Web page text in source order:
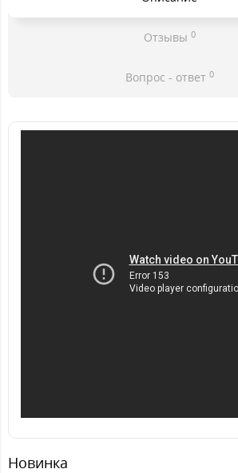
Отзывы 0
Вопрос - ответ 0
Новинка